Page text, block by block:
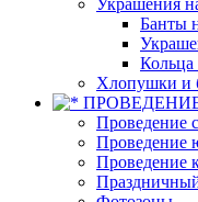
Украшения
Банты
Кольца
Хлопушки и
Проведение
Проведение
Проведение